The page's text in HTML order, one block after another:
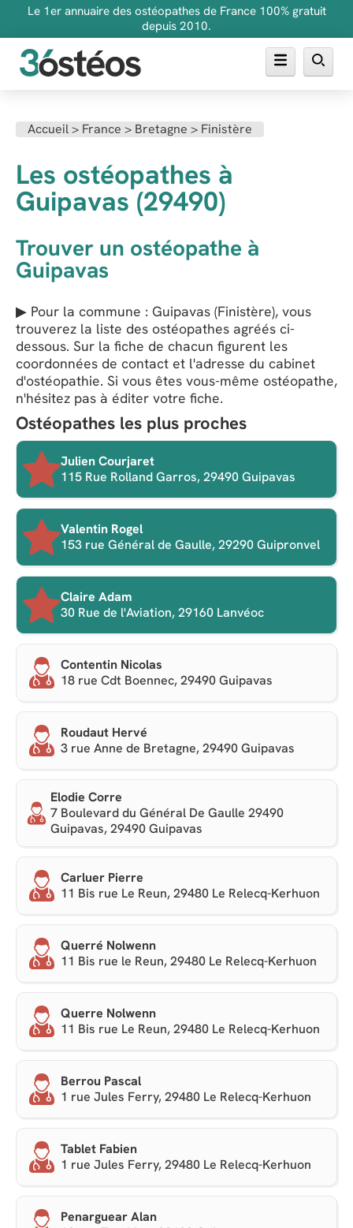
Le 1er annuaire des ostéopathes de France 100% gratuit
depuis 2010.
Inscrire son cabinet
Accueil> France > Bretagne > Finistère
Les ostéopathes à
Guipavas (29490)
Trouver un ostéopathe à
Guipavas
▶ Pour la commune : Guipavas (Finistère), vous
trouverez la liste des ostéopathes agréés ci-
dessous. Sur la fiche de chacun figurent les
coordonnées de contact et l'adresse du cabinet
d'ostéopathie. Si vous êtes vous-même ostéopathe,
n'hésitez pas à éditer votre fiche.
Ostéopathes les plus proches
Julien Courjaret
115 Rue Rolland Garros, 29490 Guipavas
Valentin Rogel
153 rue Général de Gaulle, 29290 Guipronvel
Claire Adam
30 Rue de l'Aviation, 29160 Lanvéoc
Contentin Nicolas
18 rue Cdt Boennec, 29490 Guipavas
Roudaut Hervé
3 rue Anne de Bretagne, 29490 Guipavas
Elodie Corre
7 Boulevard du Général De Gaulle 29490
Guipavas, 29490 Guipavas
Carluer Pierre
11 Bis rue Le Reun, 29480 Le Relecq-Kerhuon
Querré Nolwenn
11 Bis rue le Reun, 29480 Le Relecq-Kerhuon
Querre Nolwenn
11 Bis rue Le Reun, 29480 Le Relecq-Kerhuon
Berrou Pascal
1 rue Jules Ferry, 29480 Le Relecq-Kerhuon
Tablet Fabien
1 rue Jules Ferry, 29480 Le Relecq-Kerhuon
Penarguear Alan